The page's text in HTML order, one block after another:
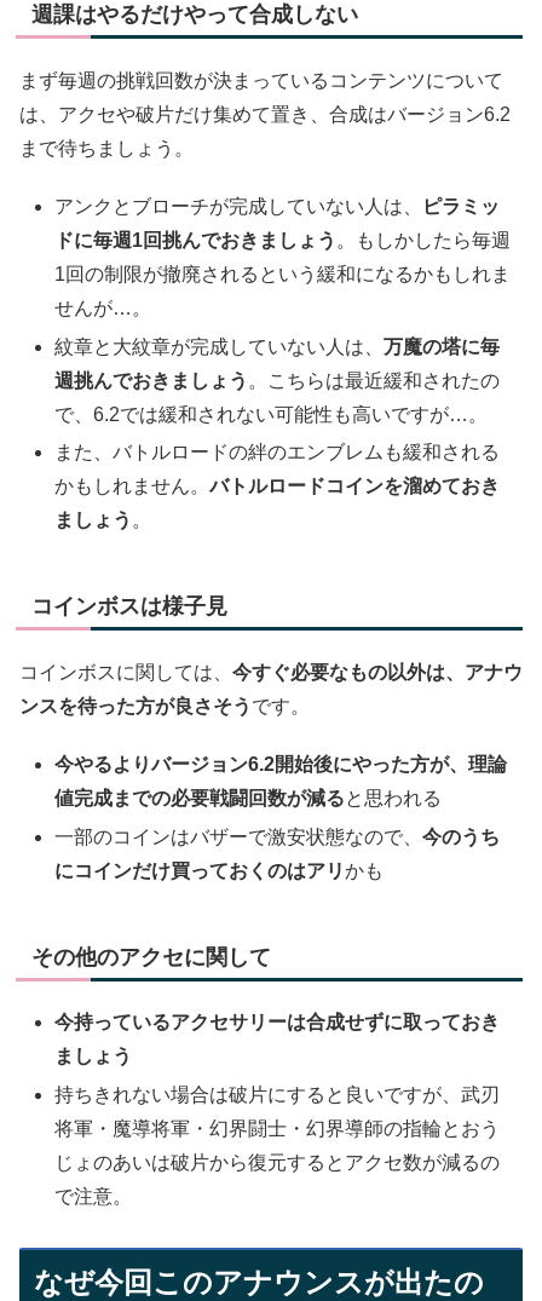
週課はやるだけやって合成しない
まず毎週の挑戦回数が決まっているコンテンツについて
は、アクセや破片だけ集めて置き、合成はバージョン6.2
まで待ちましょう。
アンクとブローチが完成していない人は、
ピラミッ
ドに毎週1回挑んでおきましょう 。もしかしたら毎週
1回の制限が撤廃されるという緩和になるかもしれま
せんが…。
紋章と大紋章が完成していない人は、万魔の塔に毎
週挑んでおきましょう 。こちらは最近緩和されたの
で、6.2では緩和されない可能性も高いですが…。
また、バトルロードの絆のエンブレムも緩和される
かもしれません。バトルロードコインを溜めておき
ましょう 。
コインボスは様子見
コインボスに関しては、 今すぐ必要なもの以外は、アナウ
ンスを待った方が良さそう です。
今やるよりバージョン6.2開始後にやった方が、理論
値完成までの必要戦闘回数が減ると思われる
一部のコインはバザーで激安状態なので、今のうち
にコインだけ買っておくのはアリかも
その他のアクセに関して
今持っているアクセサリーは合成せずに取っておき
ましょう
持ちきれない場合は破片にすると良いですが、武刃
将軍・魔導将軍・幻界闘士・幻界導師の指輪とおう
じょのあいは破片から復元するとアクセ数が減るの
で注意。
なぜ今回このアナウンスが出たの